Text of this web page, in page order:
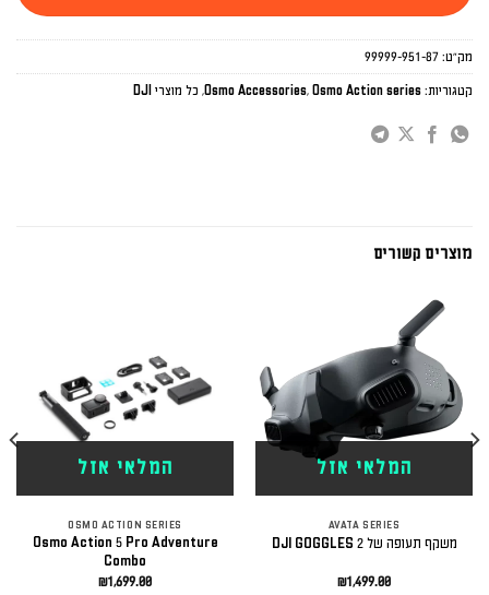
מק"ט: 99999-951-87
קטגוריות: Osmo Accessories, Osmo Action series
, כל מוצרי DJI
מוצרים קשורים
המלאי אזל
AVATA SERIES
משקף תעופה של DJI GOGGLES 2
₪1,499.00
המלאי אזל
OSMO ACTION SERIES
Osmo Action 5 Pro Adventure
Combo
₪1,699.00